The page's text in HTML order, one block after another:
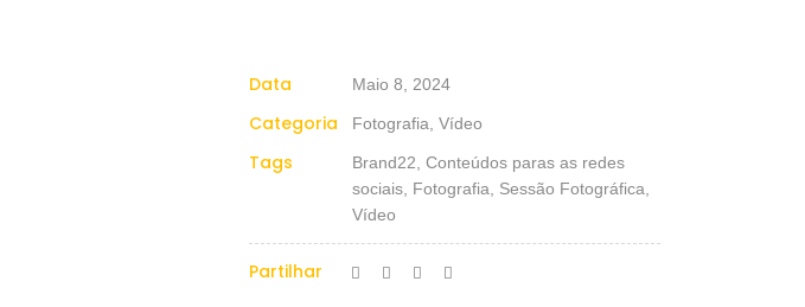
Data Maio 8, 2024
Categoria Fotografia, Vídeo
Tags
Brand22, Conteúdos paras as redes
sociais, Fotografia, Sessão Fotográfica,
Vídeo
Partilhar